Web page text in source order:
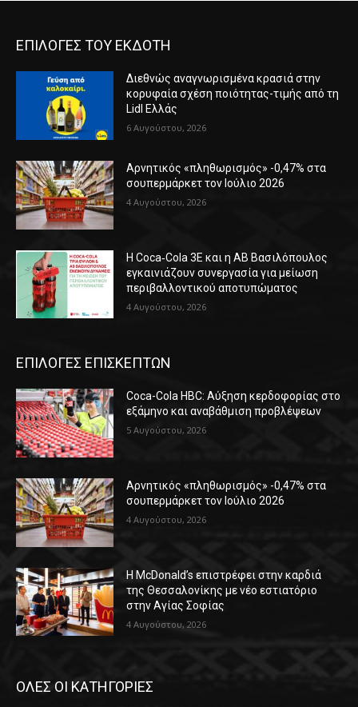
ΕΠΙΛΟΓΕΣ ΤΟΥ ΕΚΔΟΤΗ
Διεθνώς αναγνωρισμένα κρασιά στην
κορυφαία σχέση ποιότητας-τιμής από τη
Lidl Ελλάς
6 Αυγούστου, 2026
Αρνητικός «πληθωρισμός» -0,47% στα
σουπερμάρκετ τον Ιούλιο 2026
4 Αυγούστου, 2026
Η Coca‑Cola 3E και η ΑΒ Βασιλόπουλος
εγκαινιάζουν συνεργασία για μείωση
περιβαλλοντικού αποτυπώματος
4 Αυγούστου, 2026
ΕΠΙΛΟΓΕΣ ΕΠΙΣΚΕΠΤΩΝ
Coca-Cola HBC: Αύξηση κερδοφορίας στο
εξάμηνο και αναβάθμιση προβλέψεων
5 Αυγούστου, 2026
Αρνητικός «πληθωρισμός» -0,47% στα
σουπερμάρκετ τον Ιούλιο 2026
4 Αυγούστου, 2026
Η McDonald’s επιστρέφει στην καρδιά
της Θεσσαλονίκης με νέο εστιατόριο
στην Αγίας Σοφίας
4 Αυγούστου, 2026
ΟΛΕΣ ΟΙ ΚΑΤΗΓΟΡΙΕΣ